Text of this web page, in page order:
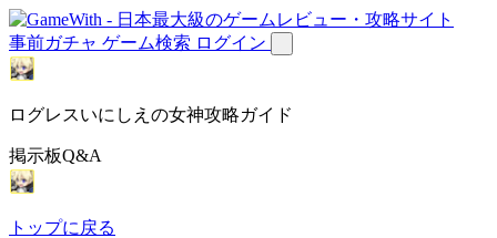
事前ガチャ ゲーム検索 ログイン
ログレスいにしえの女神攻略ガイド
掲示板Q&A
トップに戻る